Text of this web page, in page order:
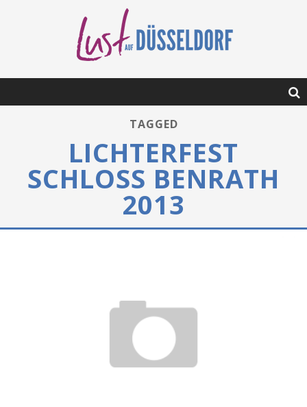
TAGGED
LICHTERFEST
SCHLOSS BENRATH
2013